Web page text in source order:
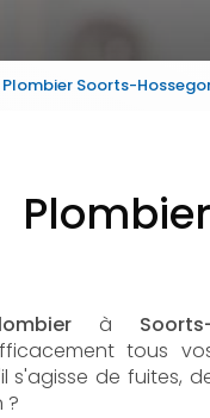
Plombier Soorts-
à
tous
s'agisse de fuites,
?